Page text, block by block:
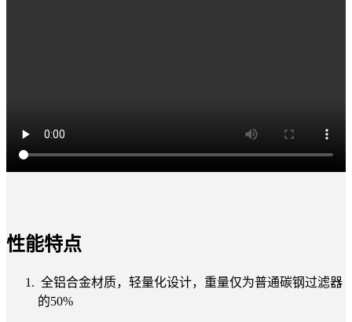
性能特点
全铝合金材质，轻量化设计，重量仅为普通碳钢过滤器
的50%